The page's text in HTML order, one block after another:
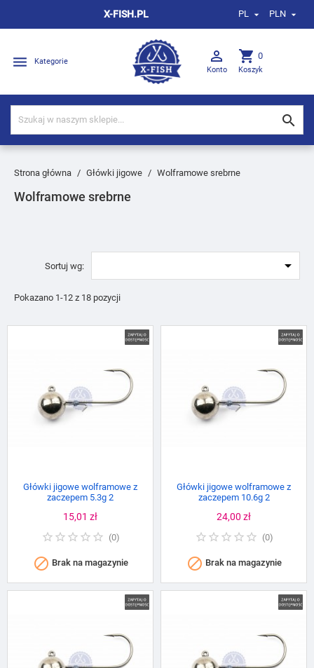
X-FISH.PL PL  PLN 
 Kategorie 
Konto
shopping_cart 0
Koszyk

Strona główna Główki jigowe Wolframowe srebrne
Wolframowe srebrne
Sortuj wg: 
Pokazano 1-12 z 18 pozycji
Główki jigowe wolframowe z
zaczepem 5.3g 2
Cena
15,01 zł
(0)
 Brak na magazynie
Główki jigowe wolframowe z
zaczepem 10.6g 2
Cena
24,00 zł
(0)
 Brak na magazynie